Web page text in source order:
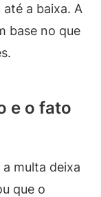
a baixa. A
base no que
e o fato
multa deixa
que o